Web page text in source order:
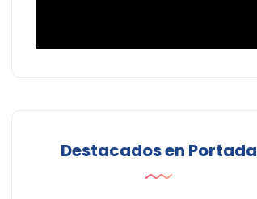
Destacados en Portada